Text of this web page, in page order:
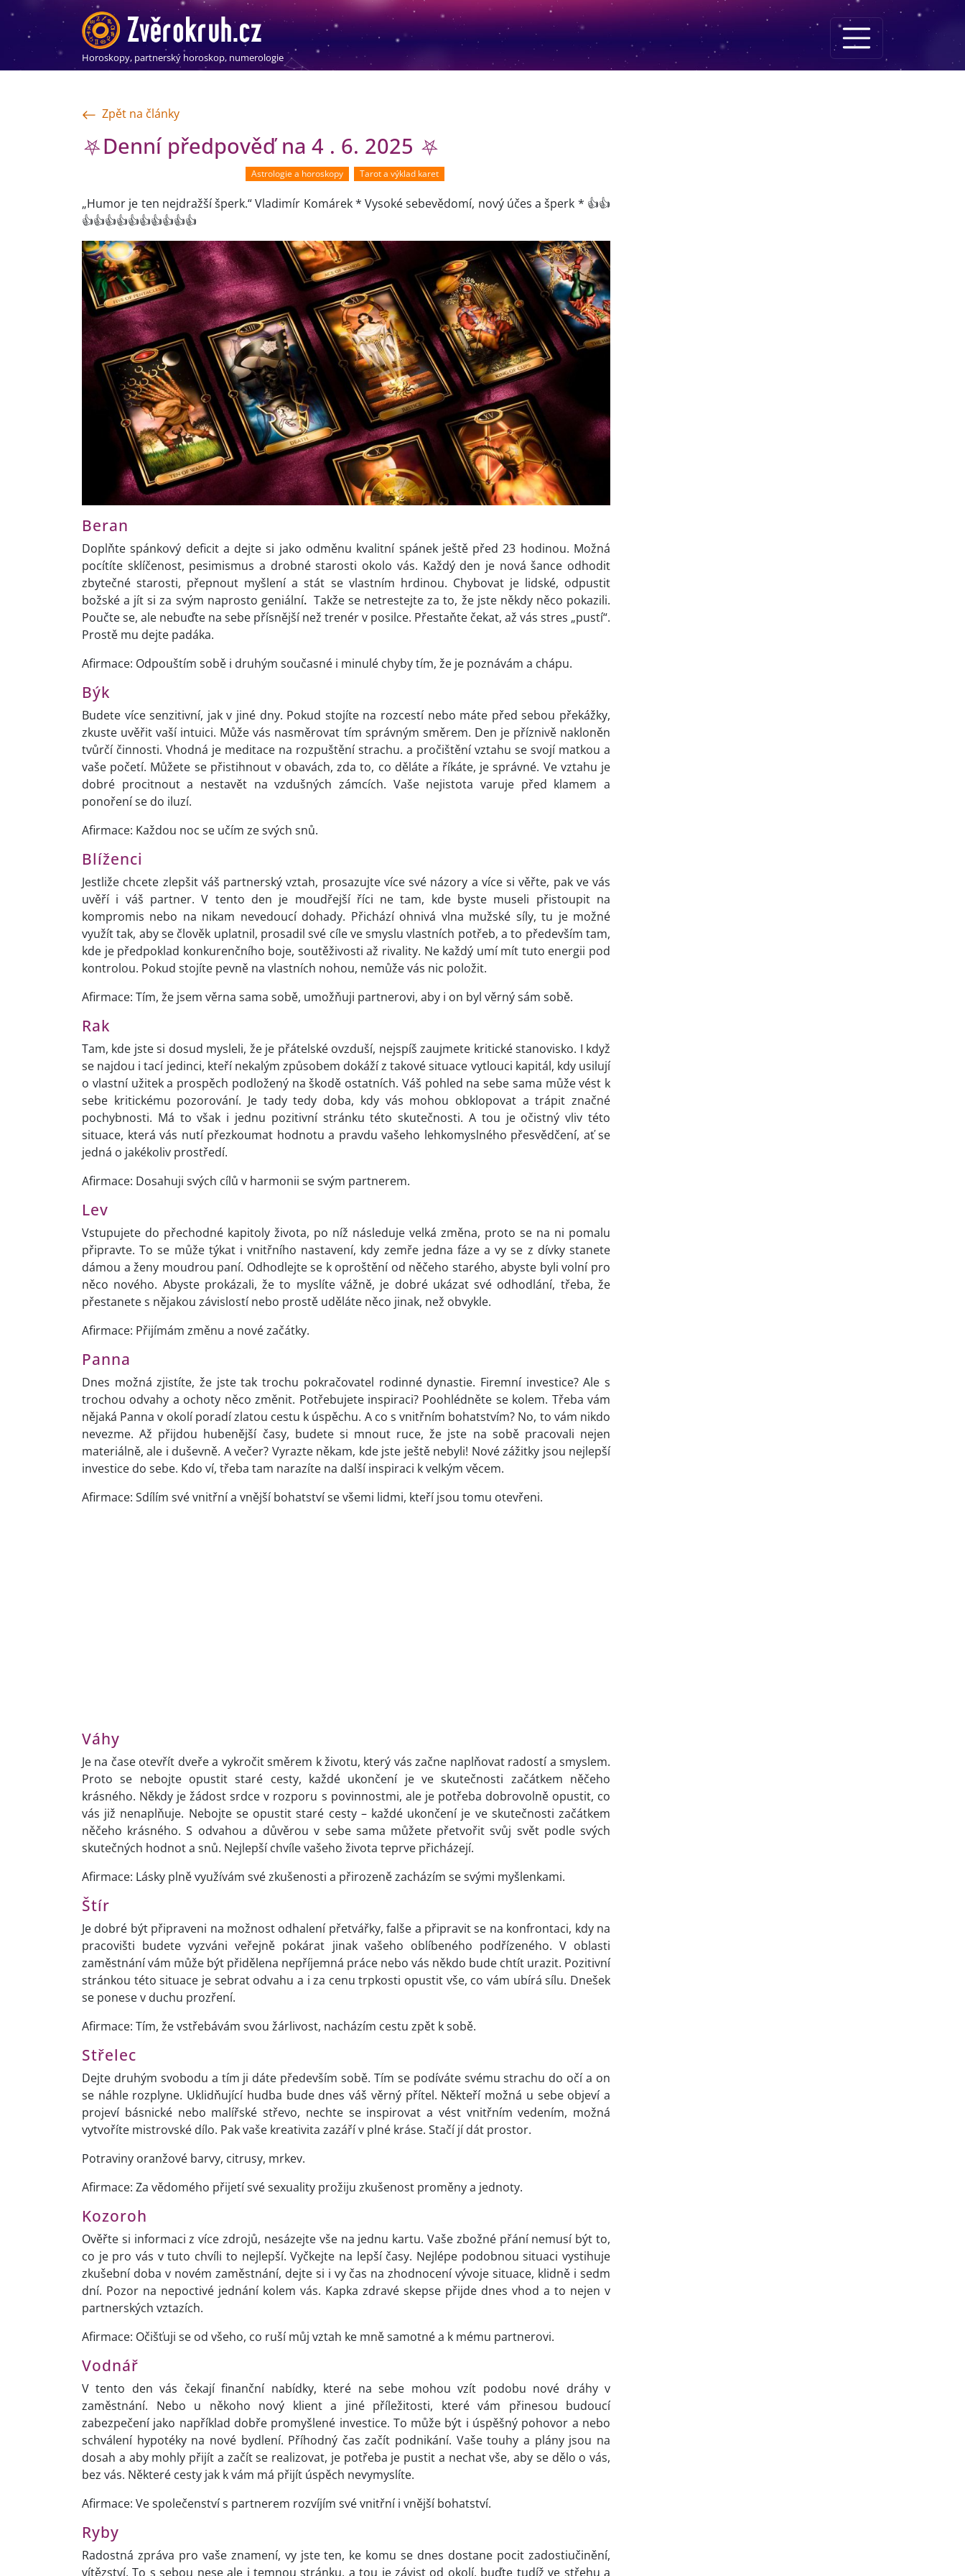
Horoskopy, partnerský horoskop, numerologie
Zpět na články
⛧Denní předpověď na 4 . 6. 2025 ⛧
Astrologie a horoskopy Tarot a výklad karet
„Humor je ten nejdražší šperk.“ Vladimír Komárek * Vysoké sebevědomí, nový účes a šperk * 👍👍
👍👍👍👍👍👍👍👍👍👍
Beran
Doplňte spánkový deficit a dejte si jako odměnu kvalitní spánek ještě před 23 hodinou. Možná
pocítíte sklíčenost, pesimismus a drobné starosti okolo vás. Každý den je nová šance odhodit
zbytečné starosti, přepnout myšlení a stát se vlastním hrdinou. Chybovat je lidské, odpustit
božské a jít si za svým naprosto geniální. Takže se netrestejte za to, že jste někdy něco pokazili.
Poučte se, ale nebuďte na sebe přísnější než trenér v posilce. Přestaňte čekat, až vás stres „pustí“.
Prostě mu dejte padáka.
Afirmace: Odpouštím sobě i druhým současné i minulé chyby tím, že je poznávám a chápu.
Býk
Budete více senzitivní, jak v jiné dny. Pokud stojíte na rozcestí nebo máte před sebou překážky,
zkuste uvěřit vaší intuici. Může vás nasměrovat tím správným směrem. Den je příznivě nakloněn
tvůrčí činnosti. Vhodná je meditace na rozpuštění strachu. a pročištění vztahu se svojí matkou a
vaše početí. Můžete se přistihnout v obavách, zda to, co děláte a říkáte, je správné. Ve vztahu je
dobré procitnout a nestavět na vzdušných zámcích. Vaše nejistota varuje před klamem a
ponoření se do iluzí.
Afirmace: Každou noc se učím ze svých snů.
Blíženci
Jestliže chcete zlepšit váš partnerský vztah, prosazujte více své názory a více si věřte, pak ve vás
uvěří i váš partner. V tento den je moudřejší říci ne tam, kde byste museli přistoupit na
kompromis nebo na nikam nevedoucí dohady. Přichází ohnivá vlna mužské síly, tu je možné
využít tak, aby se člověk uplatnil, prosadil své cíle ve smyslu vlastních potřeb, a to především tam,
kde je předpoklad konkurenčního boje, soutěživosti až rivality. Ne každý umí mít tuto energii pod
kontrolou. Pokud stojíte pevně na vlastních nohou, nemůže vás nic položit.
Afirmace: Tím, že jsem věrna sama sobě, umožňuji partnerovi, aby i on byl věrný sám sobě.
Rak
Tam, kde jste si dosud mysleli, že je přátelské ovzduší, nejspíš zaujmete kritické stanovisko. I když
se najdou i tací jedinci, kteří nekalým způsobem dokáží z takové situace vytlouci kapitál, kdy usilují
o vlastní užitek a prospěch podložený na škodě ostatních. Váš pohled na sebe sama může vést k
sebe kritickému pozorování. Je tady tedy doba, kdy vás mohou obklopovat a trápit značné
pochybnosti. Má to však i jednu pozitivní stránku této skutečnosti. A tou je očistný vliv této
situace, která vás nutí přezkoumat hodnotu a pravdu vašeho lehkomyslného přesvědčení, ať se
jedná o jakékoliv prostředí.
Afirmace: Dosahuji svých cílů v harmonii se svým partnerem.
Lev
Vstupujete do přechodné kapitoly života, po níž následuje velká změna, proto se na ni pomalu
připravte. To se může týkat i vnitřního nastavení, kdy zemře jedna fáze a vy se z dívky stanete
dámou a ženy moudrou paní. Odhodlejte se k oproštění od něčeho starého, abyste byli volní pro
něco nového. Abyste prokázali, že to myslíte vážně, je dobré ukázat své odhodlání, třeba, že
přestanete s nějakou závislostí nebo prostě uděláte něco jinak, než obvykle.
Afirmace: Přijímám změnu a nové začátky.
Panna
Dnes možná zjistíte, že jste tak trochu pokračovatel rodinné dynastie. Firemní investice? Ale s
trochou odvahy a ochoty něco změnit. Potřebujete inspiraci? Poohlédněte se kolem. Třeba vám
nějaká Panna v okolí poradí zlatou cestu k úspěchu. A co s vnitřním bohatstvím? No, to vám nikdo
nevezme. Až přijdou hubenější časy, budete si mnout ruce, že jste na sobě pracovali nejen
materiálně, ale i duševně. A večer? Vyrazte někam, kde jste ještě nebyli! Nové zážitky jsou nejlepší
investice do sebe. Kdo ví, třeba tam narazíte na další inspiraci k velkým věcem.
Afirmace: Sdílím své vnitřní a vnější bohatství se všemi lidmi, kteří jsou tomu otevřeni.
Váhy
Je na čase otevřít dveře a vykročit směrem k životu, který vás začne naplňovat radostí a smyslem.
Proto se nebojte opustit staré cesty, každé ukončení je ve skutečnosti začátkem něčeho
krásného. Někdy je žádost srdce v rozporu s povinnostmi, ale je potřeba dobrovolně opustit, co
vás již nenaplňuje. Nebojte se opustit staré cesty – každé ukončení je ve skutečnosti začátkem
něčeho krásného. S odvahou a důvěrou v sebe sama můžete přetvořit svůj svět podle svých
skutečných hodnot a snů. Nejlepší chvíle vašeho života teprve přicházejí.
Afirmace: Lásky plně využívám své zkušenosti a přirozeně zacházím se svými myšlenkami.
Štír
Je dobré být připraveni na možnost odhalení přetvářky, falše a připravit se na konfrontaci, kdy na
pracovišti budete vyzváni veřejně pokárat jinak vašeho oblíbeného podřízeného. V oblasti
zaměstnání vám může být přidělena nepříjemná práce nebo vás někdo bude chtít urazit. Pozitivní
stránkou této situace je sebrat odvahu a i za cenu trpkosti opustit vše, co vám ubírá sílu. Dnešek
se ponese v duchu prozření.
Afirmace: Tím, že vstřebávám svou žárlivost, nacházím cestu zpět k sobě.
Střelec
Dejte druhým svobodu a tím ji dáte především sobě. Tím se podíváte svému strachu do očí a on
se náhle rozplyne. Uklidňující hudba bude dnes váš věrný přítel. Někteří možná u sebe objeví a
projeví básnické nebo malířské střevo, nechte se inspirovat a vést vnitřním vedením, možná
vytvoříte mistrovské dílo. Pak vaše kreativita zazáří v plné kráse. Stačí jí dát prostor.
Potraviny oranžové barvy, citrusy, mrkev.
Afirmace: Za vědomého přijetí své sexuality prožiju zkušenost proměny a jednoty.
Kozoroh
Ověřte si informaci z více zdrojů, nesázejte vše na jednu kartu. Vaše zbožné přání nemusí být to,
co je pro vás v tuto chvíli to nejlepší. Vyčkejte na lepší časy. Nejlépe podobnou situaci vystihuje
zkušební doba v novém zaměstnání, dejte si i vy čas na zhodnocení vývoje situace, klidně i sedm
dní. Pozor na nepoctivé jednání kolem vás. Kapka zdravé skepse přijde dnes vhod a to nejen v
partnerských vztazích.
Afirmace: Očišťuji se od všeho, co ruší můj vztah ke mně samotné a k mému partnerovi.
Vodnář
V tento den vás čekají finanční nabídky, které na sebe mohou vzít podobu nové dráhy v
zaměstnání. Nebo u někoho nový klient a jiné příležitosti, které vám přinesou budoucí
zabezpečení jako například dobře promyšlené investice. To může být i úspěšný pohovor a nebo
schválení hypotéky na nové bydlení. Příhodný čas začít podnikání. Vaše touhy a plány jsou na
dosah a aby mohly přijít a začít se realizovat, je potřeba je pustit a nechat vše, aby se dělo o vás,
bez vás. Některé cesty jak k vám má přijít úspěch nevymyslíte.
Afirmace: Ve společenství s partnerem rozvíjím své vnitřní i vnější bohatství.
Ryby
Radostná zpráva pro vaše znamení, vy jste ten, ke komu se dnes dostane pocit zadostiučinění,
vítězství. To s sebou nese ale i temnou stránku, a tou je závist od okolí, buďte tudíž ve střehu a